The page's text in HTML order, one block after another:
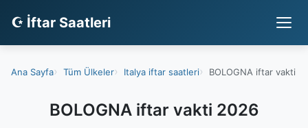
☪ İftar Saatleri
Ana Sayfa Tüm Ülkeler Italya iftar saatleri BOLOGNA iftar vakti
BOLOGNA iftar vakti 2026